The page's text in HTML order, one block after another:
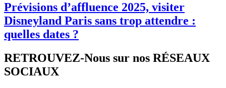
Prévisions d’affluence 2025, visiter
Disneyland Paris sans trop attendre :
quelles dates ?
RETROUVEZ-Nous sur nos RÉSEAUX
SOCIAUX